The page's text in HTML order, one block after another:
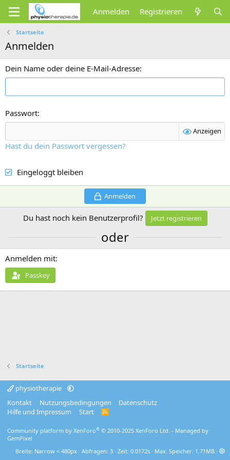
Anmelden Registrieren
Startseite
Anmelden
Dein Name oder deine E-Mail-Adresse
Passwort
Anzeigen
Hast du dein Passwort vergessen?
Eingeloggt bleiben
Anmelden
Du hast noch kein Benutzerprofil? Jetzt registrieren
oder
Anmelden mit
Passkey
Startseite
physiotherapie
Kontakt
Nutzungsbedingungen
Datenschutz
Hilfe und Impressum
Start
R
Community platform by XenForo® © 2010-2025 XenForo Ltd. - Managed by
GemPixel
Breite
Abfragen 3 Zeit 0.0172s Max. Speicher 1.71MB